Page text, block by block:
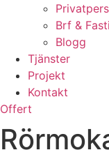
Brf &
Blogg
Tjänster
Projekt
Kontakt
Offert